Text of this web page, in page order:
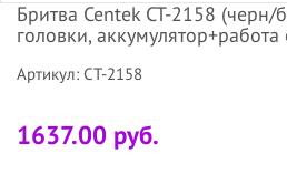
Бритва Centek CT-2158 (черн/
головки,
Артикул: CT-2158
1637.00 руб.